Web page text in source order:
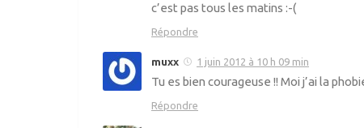
c’est pas tous les matins :-(
Répondre
muxx 1 juin 2012 à 10 h 09 min
Tu es bien courageuse !! Moi j’ai la
Répondre